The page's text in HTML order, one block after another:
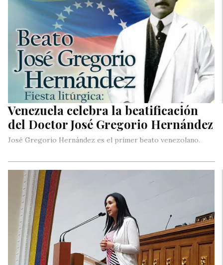
Venezuela celebra la beatificación
del Doctor José Gregorio Hernández
José Gregorio Hernández es el primer beato venezolano.